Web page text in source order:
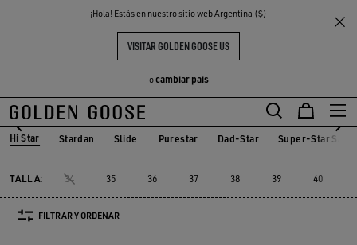
¡Hola! Estás en nuestro sitio web Argentina ($)
VISITAR GOLDEN GOOSE US
ocambiar pais
THE
COMMUNITY
Sneakers Hi Star
HI STAR MUJER
Hi Star Stardan Slide Purestar Dad-Star Super-Star
TALLA: 34 35 36 37 38 39 40
FILTRAR Y ORDENAR